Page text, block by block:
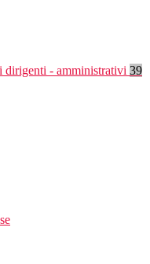
dirigenti - amministrativi 39